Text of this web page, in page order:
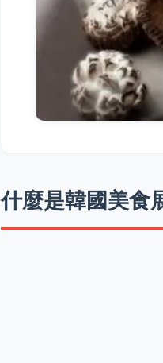
什麼是韓國美食